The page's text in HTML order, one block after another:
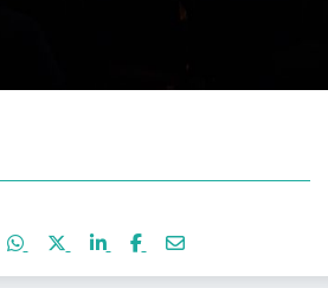
Deel deze pagina via WhatsApp
Deel deze pagina via X
Deel deze pagina via
Deel deze pagina
Deel deze